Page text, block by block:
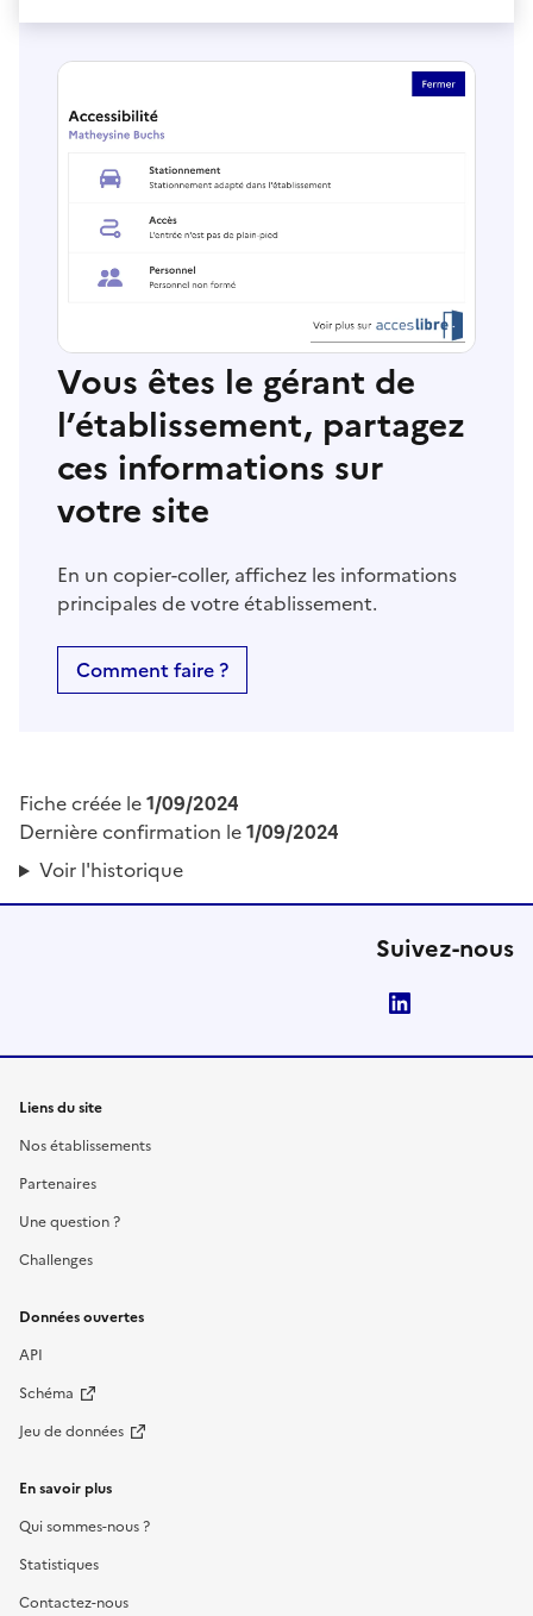
Vous êtes le gérant de
l’établissement, partagez
ces informations sur
votre site
En un copier-coller, affichez les informations
principales de votre établissement.
Comment faire ?
Fiche créée le1/09/2024
Dernière confirmation le1/09/2024
Voir l'historique
Suivez-nous
Liens du site
Nos établissements
Partenaires
Une question ?
Challenges
Données ouvertes
API
Schéma
Jeu de données
En savoir plus
Qui sommes-nous ?
Statistiques
Contactez-nous